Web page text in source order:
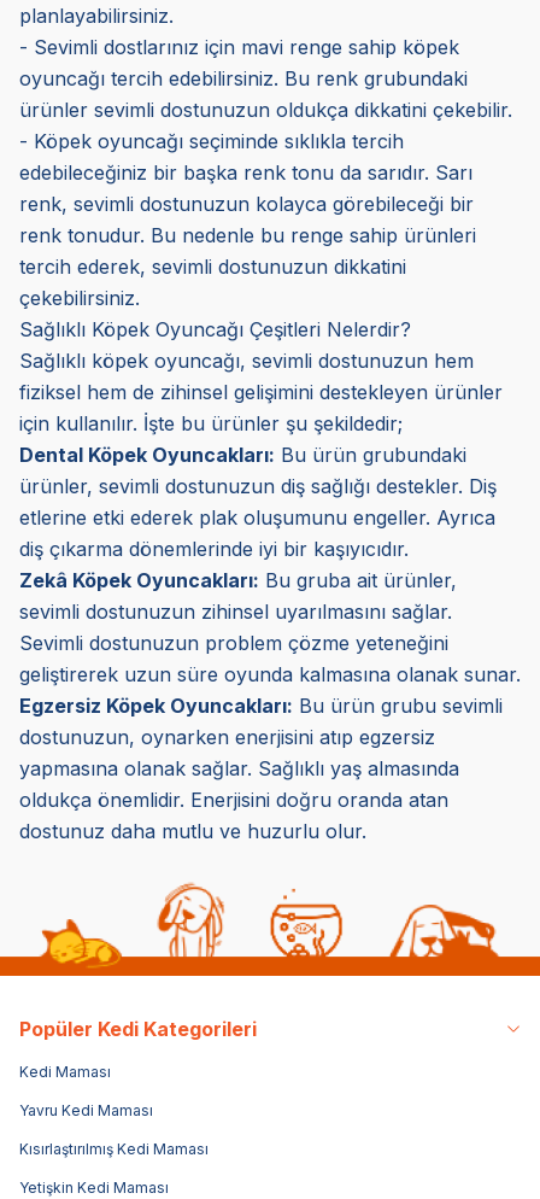
planlayabilirsiniz.
- Sevimli dostlarınız için mavi renge sahip köpek
oyuncağı tercih edebilirsiniz. Bu renk grubundaki
ürünler sevimli dostunuzun oldukça dikkatini çekebilir.
- Köpek oyuncağı seçiminde sıklıkla tercih
edebileceğiniz bir başka renk tonu da sarıdır. Sarı
renk, sevimli dostunuzun kolayca görebileceği bir
renk tonudur. Bu nedenle bu renge sahip ürünleri
tercih ederek, sevimli dostunuzun dikkatini
çekebilirsiniz.
Sağlıklı Köpek Oyuncağı Çeşitleri Nelerdir?
Sağlıklı köpek oyuncağı, sevimli dostunuzun hem
fiziksel hem de zihinsel gelişimini destekleyen ürünler
için kullanılır. İşte bu ürünler şu şekildedir;
Dental Köpek Oyuncakları: Bu ürün grubundaki
ürünler, sevimli dostunuzun diş sağlığı destekler. Diş
etlerine etki ederek plak oluşumunu engeller. Ayrıca
diş çıkarma dönemlerinde iyi bir kaşıyıcıdır.
Zekâ Köpek Oyuncakları: Bu gruba ait ürünler,
sevimli dostunuzun zihinsel uyarılmasını sağlar.
Sevimli dostunuzun problem çözme yeteneğini
geliştirerek uzun süre oyunda kalmasına olanak sunar.
Egzersiz Köpek Oyuncakları: Bu ürün grubu sevimli
dostunuzun, oynarken enerjisini atıp egzersiz
yapmasına olanak sağlar. Sağlıklı yaş almasında
oldukça önemlidir. Enerjisini doğru oranda atan
dostunuz daha mutlu ve huzurlu olur.
Popüler Kedi Kategorileri
Kedi Maması
Yavru Kedi Maması
Kısırlaştırılmış Kedi Maması
Yetişkin Kedi Maması